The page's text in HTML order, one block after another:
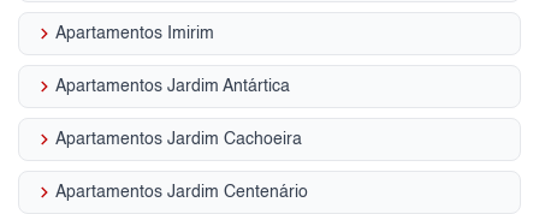
keyboard_arrow_right Apartamentos Imirim
keyboard_arrow_right Apartamentos Jardim Antártica
keyboard_arrow_right Apartamentos Jardim Cachoeira
keyboard_arrow_right Apartamentos Jardim Centenário